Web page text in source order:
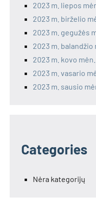
2023 m. liepos
2023 m. birželio
2023 m. gegužės
2023 m. balandžio
2023 m. kovo mėn.
2023 m. vasario
2023 m. sausio
Categories
Nėra kategorijų